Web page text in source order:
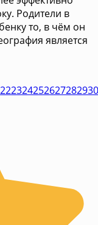
Родители в
то, в чём он
является
222324252627282930